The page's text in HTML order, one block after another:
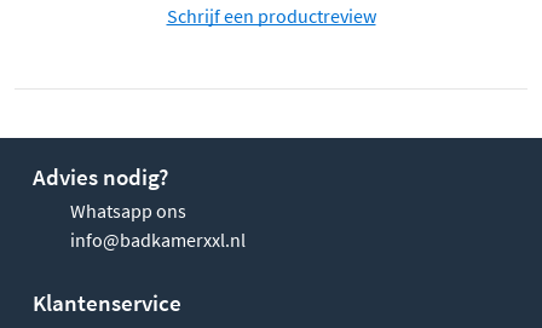
Schrijf een productreview
Advies nodig?
Whatsapp ons
info@badkamerxxl.nl
Klantenservice